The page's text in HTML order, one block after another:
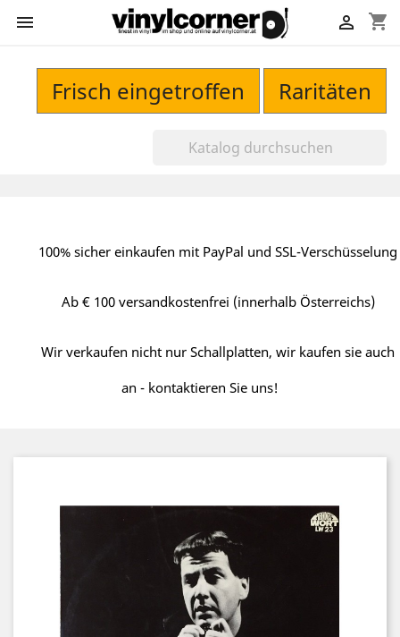
 shopping_cart

Frisch eingetroffen Raritäten
100% sicher einkaufen mit PayPal und SSL-Verschüsselung
Ab € 100 versandkostenfrei (innerhalb Österreichs)
Wir verkaufen nicht nur Schallplatten, wir kaufen sie auch
an - kontaktieren Sie uns!